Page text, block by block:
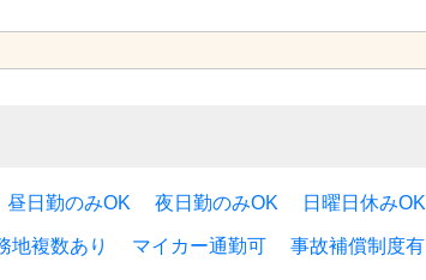
昼日勤のみOK 夜日勤のみOK 日曜日休みOK
地複数あり マイカー通勤可 事故補償制度有